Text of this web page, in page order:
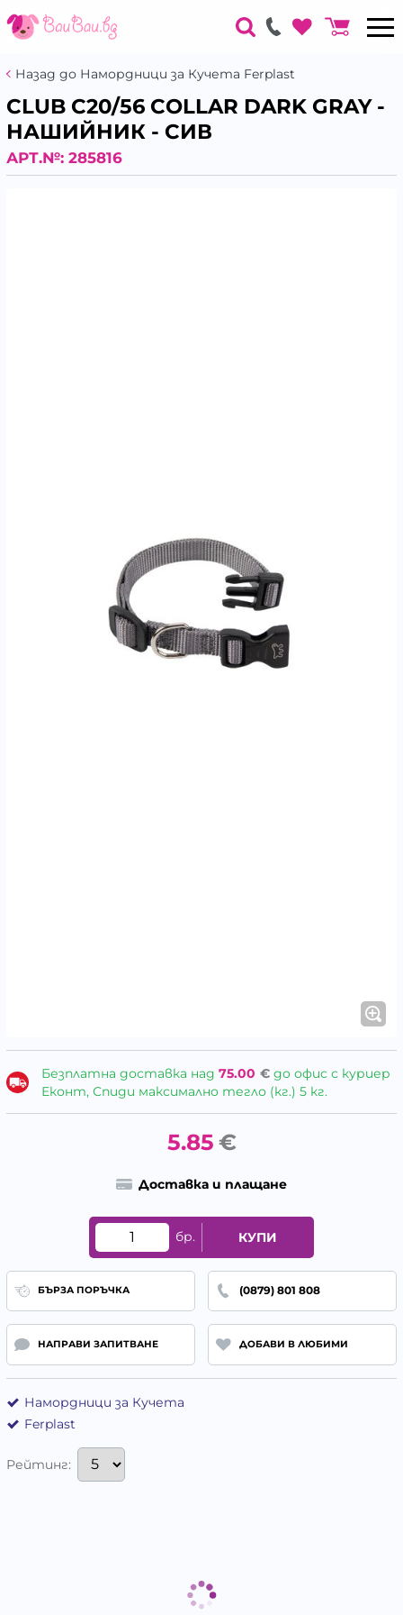
Назад до Намордници за Кучета Ferplast
CLUB C20/56 COLLAR DARK GRAY -
НАШИЙНИК - СИВ
АРТ.№: 285816
Безплатна доставка над 75.00 €до офис с куриер
Еконт, Спиди максимално тегло (кг.) 5 кг.
5.85 €
Доставка и плащане
бр. КУПИ
БЪРЗА ПОРЪЧКА (0879) 801 808
НАПРАВИ ЗАПИТВАНЕ ДОБАВИ В ЛЮБИМИ
Намордници за Кучета
Ferplast
Рейтинг: